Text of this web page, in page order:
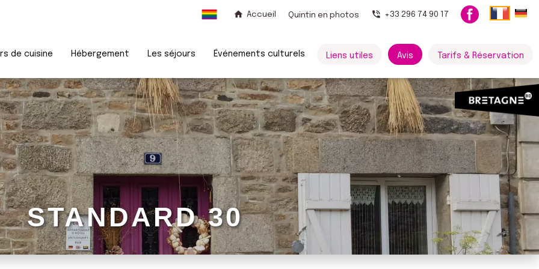
Accueil Quintin en photos +33 296 74 90 17
de cuisine Hébergement Les séjours Événements culturels Liens utiles Avis Tarifs & Réservation
STANDARD 30